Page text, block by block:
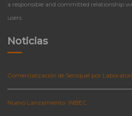
a responsible and committed relationship
users.
Noticias
Comercialización de Seroquel por
Nuevo Lanzamiento: INBEC